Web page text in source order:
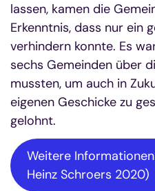
lassen, kamen die
Erkenntnis, dass nur ein
verhindern konnte. Es
sechs Gemeinden über
mussten, um auch in
eigenen Geschicke zu
gelohnt.
Weitere
Heinz Schroers 2020)